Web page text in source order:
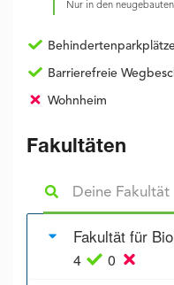
Nur in den
Barrierefreie
Wohnheim
Fakultäten
Fakultät für
4 0